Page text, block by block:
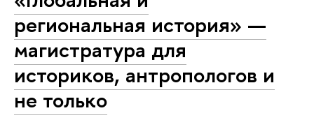
региональная история» —
магистратура для
историков, антропологов и
не только